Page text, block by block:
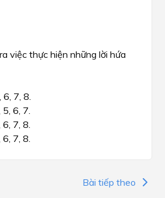
việc thực hiện những lời hứa
6, 7, 8.
5, 6, 7.
6, 7, 8.
6, 7, 8.
Bài tiếp theo